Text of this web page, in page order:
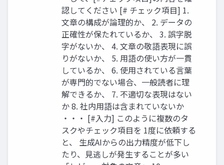
認してください [# チェック項目] 1.
文章の構成が論理的か、 2. データの
正確性が保たれているか、 3. 誤字脱
字がないか、 4. 文章の敬語表現に誤
りがないか、 5. 用語の使い方が一貫
しているか、 6. 使用されている言葉
が専門的でない場合、一般読者に理
解できるか、 7. 不適切な表現はない
か 8. 社内用語は含まれていないか
・・・ [#入力] このように複数のタ
スクやチェック項目を 1度に依頼する
と、 生成AIからの出力精度が低下し
たり、見逃しが発生することが多い